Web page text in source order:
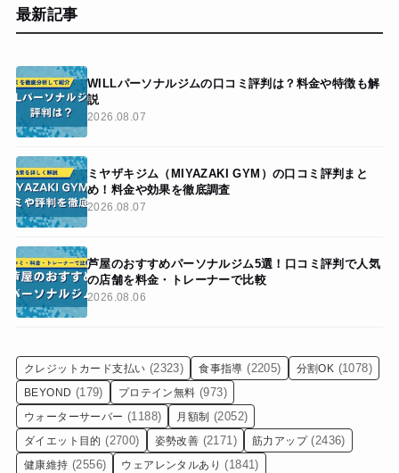
最新記事
WILLパーソナルジムの口コミ評判は？料金や特徴も解
説
2026.08.07
ミヤザキジム（MIYAZAKI GYM）の口コミ評判まと
め！料金や効果を徹底調査
2026.08.07
芦屋のおすすめパーソナルジム5選！口コミ評判で人気
の店舗を料金・トレーナーで比較
2026.08.06
クレジットカード支払い (2323) 食事指導 (2205) 分割OK (1078)
BEYOND (179) プロテイン無料 (973)
ウォーターサーバー (1188) 月額制 (2052)
ダイエット目的 (2700) 姿勢改善 (2171) 筋力アップ (2436)
健康維持 (2556) ウェアレンタルあり (1841)